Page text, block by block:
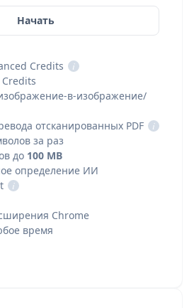
Начать
Credits
i
Credits
в-изображение/
отсканированных PDF
i
за раз
до 100 MB
определение ИИ
i
Chrome
время